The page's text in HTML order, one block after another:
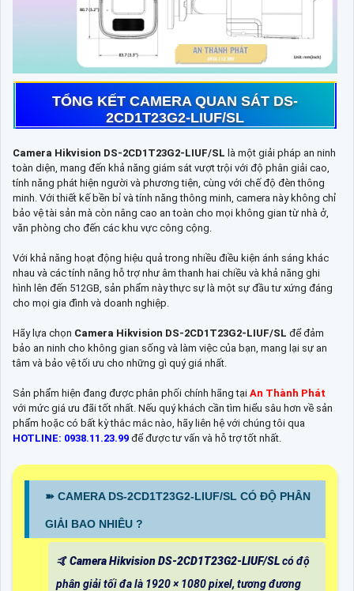
TỔNG KẾT CAMERA QUAN SÁT DS-
2CD1T23G2-LIUF/SL
Camera Hikvision DS-2CD1T23G2-LIUF/SL là một giải pháp an ninh
toàn diện, mang đến khả năng giám sát vượt trội với độ phân giải cao,
tính năng phát hiện người và phương tiện, cùng với chế độ đèn thông
minh. Với thiết kế bền bỉ và tính năng thông minh, camera này không chỉ
bảo vệ tài sản mà còn nâng cao an toàn cho mọi không gian từ nhà ở,
văn phòng cho đến các khu vực công cộng.
Với khả năng hoạt động hiệu quả trong nhiều điều kiện ánh sáng khác
nhau và các tính năng hỗ trợ như âm thanh hai chiều và khả năng ghi
hình lên đến 512GB, sản phẩm này thực sự là một sự đầu tư xứng đáng
cho mọi gia đình và doanh nghiệp.
Hãy lựa chọn Camera Hikvision DS-2CD1T23G2-LIUF/SL để đảm
bảo an ninh cho không gian sống và làm việc của bạn, mang lại sự an
tâm và bảo vệ tối ưu cho những gì quý giá nhất.
Sản phẩm hiện đang được phân phối chính hãng tại An Thành Phát
với mức giá ưu đãi tốt nhất. Nếu quý khách cần tìm hiểu sâu hơn về sản
phẩm hoặc có bất kỳ thắc mắc nào, hãy liên hệ với chúng tôi qua
HOTLINE: 0938.11.23.99 để được tư vấn và hỗ trợ tốt nhất.
➽ CAMERA DS-2CD1T23G2-LIUF/SL CÓ ĐỘ PHÂN
GIẢI BAO NHIÊU ?
🤙Camera Hikvision DS-2CD1T23G2-LIUF/SLcó độ
phân giải tối đa là 1920 × 1080 pixel, tương đương